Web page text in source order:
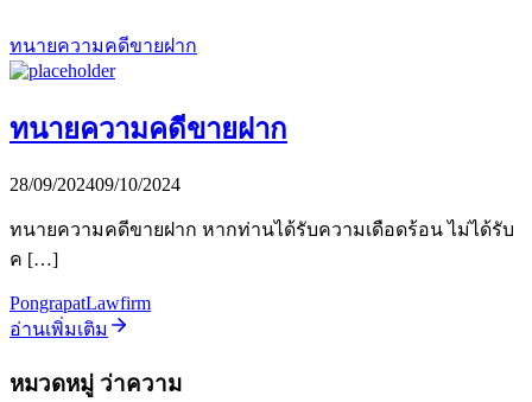
ทนายความคดีขายฝาก
ทนายความคดีขายฝาก
28/09/202409/10/2024
ทนายความคดีขายฝาก หากท่านได้รับความเดือดร้อน ไม่ได้รับ
ค […]
PongrapatLawfirm
อ่านเพิ่มเติม
หมวดหมู่ ว่าความ